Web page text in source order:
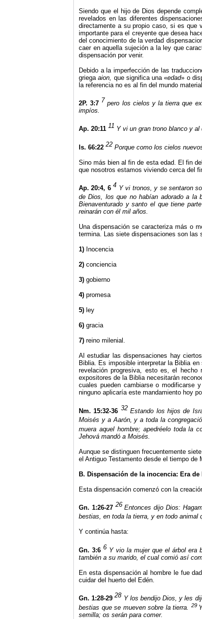
Siendo que el hijo de Dios depende
revelados en las diferentes
directamente a su propio caso, si es que
importante para el creyente que desea
del conocimiento de la verdad
caer en aquella sujeción a la ley que
dispensación por venir.
Debido a la imperfección de las
griegaaion, que significa una «edad» o
la referencia no es al fin del mundo
2P. 3:7 7 pero los cielos y la tierra que
impíos.
Ap. 20:11 11 Y vi un gran trono blanco y
Is. 66:22 22 Porque como los cielos
Sino más bien al fin de esta edad. El fin
que nosotros estamos viviendo cerca del
Ap. 20:4, 64 Y vi tronos, y se sentaron
de Dios, los que no habían adorado a
Bienaventurado y santo el que tiene
reinarán con él mil años.
Una dispensación se caracteriza más o
termina. Las siete dispensaciones son las
1) Inocencia
2) conciencia
3) gobierno
4) promesa
5) ley
6) gracia
7) reino milenial.
Al estudiar las dispensaciones hay
Biblia. Es imposible interpretar la Bibliaen
revelación progresiva, esto es, el hecho
expositores de la Biblianecesitarán
cuales pueden cambiarse o modificarse
ninguno aplicaría este mandamiento hoy
Nm. 15:32-36 32 Estando los hijos de
Moisés y a Aarón, y a toda la
muera aquel hombre; apedréelo toda la
Jehová mandó a Moisés.
Aunque se distinguen frecuentemente
el Antiguo Testamento desde el tiempo de
B. Dispensación de la inocencia: Era de
Esta dispensación comenzó con la
Gn. 1:26-27 26 Entonces dijo Dios:
bestias, en toda la tierra, y en todo animal
Y continúa hasta:
Gn. 3:6 6 Y vio la mujer que el árbol era
también a su marido, el cual comió así
En esta dispensación al hombre le fue
cuidar del huerto del Edén.
Gn. 1:28-2928 Y los bendijo Dios, y les
bestias que se mueven sobre la tierra.
29
semilla; os serán para comer.